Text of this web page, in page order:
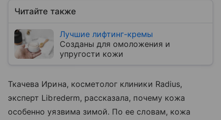
Читайте также
Лучшие лифтинг-кремы
Созданы для омоложения и
упругости кожи
Ткачева Ирина, косметолог клиники Radius,
эксперт Librederm, рассказала, почему кожа
особенно уязвима зимой. По ее словам, кожа